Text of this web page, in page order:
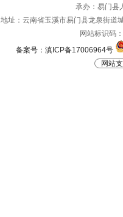
承办：易门县
地址：云南省玉溪市易门县龙泉街
网站标识码
备案号：滇ICP备17006964号
网站